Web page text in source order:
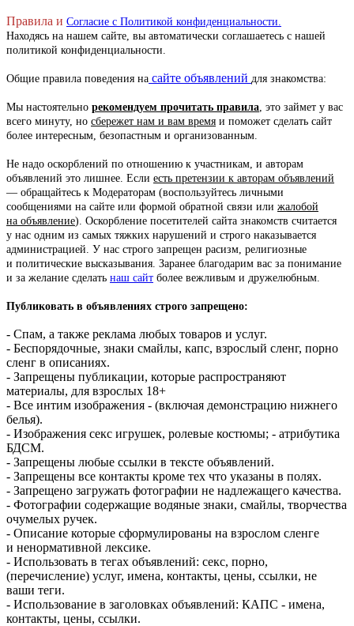
Правила и Согласие с Политикой конфиденциальности.
Находясь на нашем сайте, вы автоматически соглашаетесь с нашей
политикой конфиденциальности.
Общие правила поведения на сайте объявлений для знакомства:
Мы настоятельно рекомендуем прочитать правила , это займет у вас
всего минуту, но сбережет нам и вам время и поможет сделать сайт
более интересным, безопастным и организованным.
Не надо оскорблений по отношению к участникам, и авторам
объявлений это лишнее. Если есть претензии к авторам объявлений
— обращайтесь к Модераторам (воспользуйтесь личными
сообщениями на сайте или формой обратной связи или жалобой
на объявление). Оскорбление посетителей сайта знакомств считается
у нас одним из самых тяжких нарушений и строго наказывается
администрацией. У нас строго запрещен расизм, религиозные
и политические высказывания. Заранее благодарим вас за понимание
и за желание сделать наш сайт более вежливым и дружелюбным.
Публиковать в объявлениях строго запрещено:
- Спам, а также реклама любых товаров и услуг.
- Беспорядочные, знаки смайлы, капс, взрослый сленг, порно
сленг в описаниях.
- Запрещены публикации, которые распространяют
материалы, для взрослых 18+
- Все интим изображения - (включая демонстрацию нижнего
белья).
- Изображения секс игрушек, ролевые костюмы; - атрибутика
БДСМ.
- Запрещены любые ссылки в тексте объявлений.
- Запрещены все контакты кроме тех что указаны в полях.
- Запрещено загружать фотографии не надлежащего качества.
- Фотографии содержащие водяные знаки, смайлы, творчества
очумелых ручек.
- Описание которые сформулированы на взрослом сленге
и ненормативной лексике.
- Использовать в тегах объявлений: секс, порно,
(перечисление) услуг, имена, контакты, цены, ссылки, не
ваши теги.
- Использование в заголовках объявлений: КАПС - имена,
контакты, цены, ссылки.